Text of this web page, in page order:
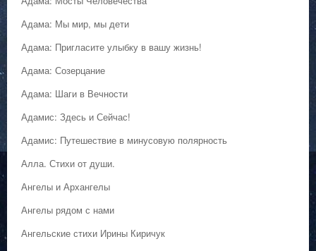
Адама: Мы мир, мы дети
Адама: Пригласите улыбку в вашу жизнь!
Адама: Созерцание
Адама: Шаги в Вечности
Адамис: Здесь и Сейчас!
Адамис: Путешествие в минусовую полярность
Алла. Стихи от души.
Ангелы и Архангелы
Ангелы рядом с нами
Ангельские стихи Ирины Киричук